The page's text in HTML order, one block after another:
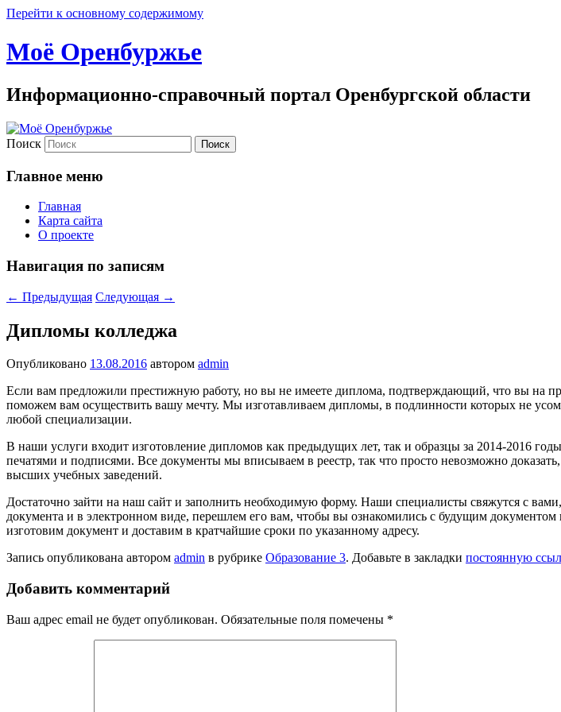
Перейти к основному содержимому
Моё Оренбуржье
Информационно-справочный портал Оренбургской области
Поиск
Главное меню
Главная
Карта сайта
О проекте
Навигация по записям
← Предыдущая Следующая →
Дипломы колледжа
Опубликовано 13.08.2016 автором admin
Если вам предложили престижную работу, но вы не имеете диплома, подтверждающий, что вы на
поможем вам осуществить вашу мечту. Мы изготавливаем дипломы, в подлинности которых не
любой специализации.
В наши услуги входит изготовление дипломов как предыдущих лет, так и образцы за 2014-2016
печатями и подписями. Все документы мы вписываем в реестр, так что просто невозможно
высших учебных заведений.
Достаточно зайти на наш сайт и заполнить необходимую форму. Наши специалисты свяжутся с
документа и в электронном виде, перешлем его вам, чтобы вы ознакомились с будущим
изготовим документ и доставим в кратчайшие сроки по указанному адресу.
Запись опубликована автором admin в рубрике Образование 3. Добавьте в закладки постоянную
Добавить комментарий
Ваш адрес email не будет опубликован. Обязательные поля помечены *